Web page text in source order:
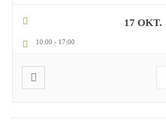
17 OKT.
10:00 - 17:00